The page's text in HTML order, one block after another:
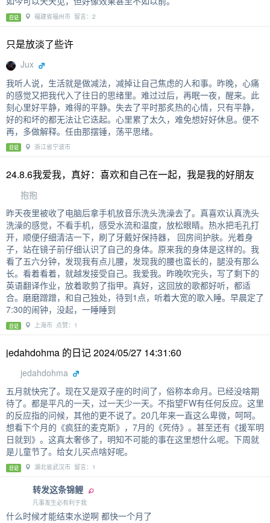
日记 福建省福州市 留言：2
只是放淡了些许
Jux
我听人说，生活就是做减法，减掉让自己焦虑的人和事。昨晚，心痛
的感觉又把我代入了往日的思绪里。难过过后，再眠一夜，醒来。此
刻心里好平静，难得的平静。失去了平时那炙热的心情，只有平静，
好的和坏的都无法让它迭起。心里累了太久，难免想好好休息。便不
再，多做解释。任由那摆锤，荡平思绪。
日记 浙江省宁波市
24.8.6我爱我，真好：喜欢和自己在一起，我是我的好朋友
抱抱
昨天夜里被收了电脑后拿手机放音乐洗头洗澡去了。真喜欢认真洗头
洗澡的感觉，不看手机，感受水流和温度，放松眼睛。热水把毛孔打
开，顺便仔细清洁一下，刷了牙戴好保持器， 回房间护肤。光着身
子，站在镜子前仔细认识了自己的身体。原来我的身体是这样的。我
看了五六分钟，发现我有点儿腰，发现我的腰也蛮长的，腿没有那么
长。看着看着，就越发接受自己。我爱我。昨晚吹完头，写了剩下的
英语翻译作业，放着歌剪了指甲。真好，这回放的歌都好听，都适
合。磨磨蹭蹭，和自己独处，待到1点，听着大宽的歌入睡。早晨定了
7:30的闹钟，没起，一睡睡到
日记 上海市 点赞：1
jedahdohma 的日记 2024/05/27 14:31:60
jedahdohma
五月就快完了。现在又是双子座的时间了，俗称本命月。已经没啥期
待了。都是平凡的一天，过一天少一天。不指望FW有任何反应。这里
的反应指的问候，其他的更不说了。20几年来一直这么卑微，呵呵。
想看下个月的《疯狂的麦克斯》，7月的《死侍》。甚至还有《援军明
日就到》。这真太奢侈了，明知不可能的事在这里想什么呢。下周就
是儿童节了。给女儿买点啥好呢。
日记 湖北省武汉市 留言：1
转发这条锦鲤
凡事发生必有利于我
什么时候才能结束水逆啊 都快一个月了